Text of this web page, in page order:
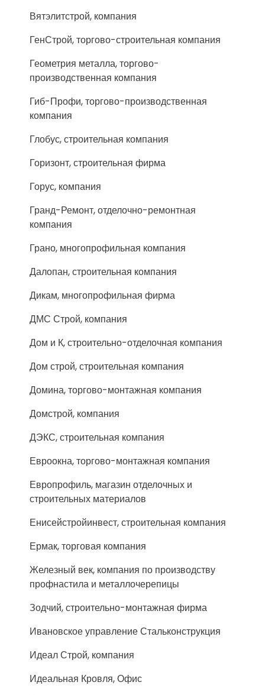
Вятэлитстрой, компания
ГенСтрой, торгово-строительная компания
Геометрия металла, торгово-
производственная компания
Гиб-Профи, торгово-производственная
компания
Глобус, строительная компания
Горизонт, строительная фирма
Горус, компания
Гранд-Ремонт, отделочно-ремонтная
компания
Грано, многопрофильная компания
Далопан, строительная компания
Дикам, многопрофильная фирма
ДМС Строй, компания
Дом и К, строительно-отделочная компания
Дом строй, строительная компания
Домина, торгово-монтажная компания
Домстрой, компания
ДЭКС, строительная компания
Евроокна, торгово-монтажная компания
Европрофиль, магазин отделочных и
строительных материалов
Енисейстройинвест, строительная компания
Ермак, торговая компания
Железный век, компания по производству
профнастила и металлочерепицы
Зодчий, строительно-монтажная фирма
Ивановское управление Стальконструкция
Идеал Строй, компания
Идеальная Кровля, Офис